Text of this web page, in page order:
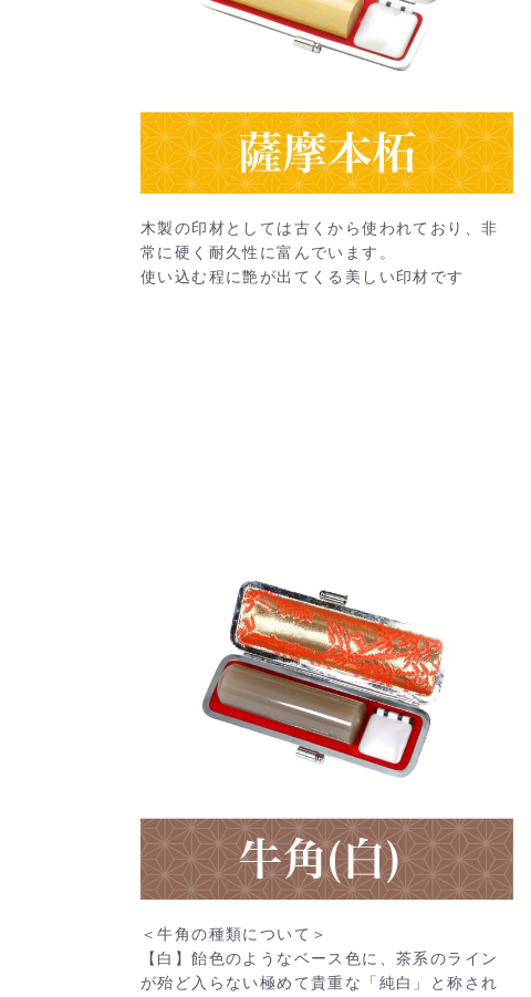
木製の印材としては古くから使われており、非
常に硬く耐久性に富んでいます。
使い込む程に艶が出てくる美しい印材です
＜牛角の種類について＞
【白】飴色のようなベース色に、茶系のライン
が殆ど入らない極めて貴重な「純白」と称され